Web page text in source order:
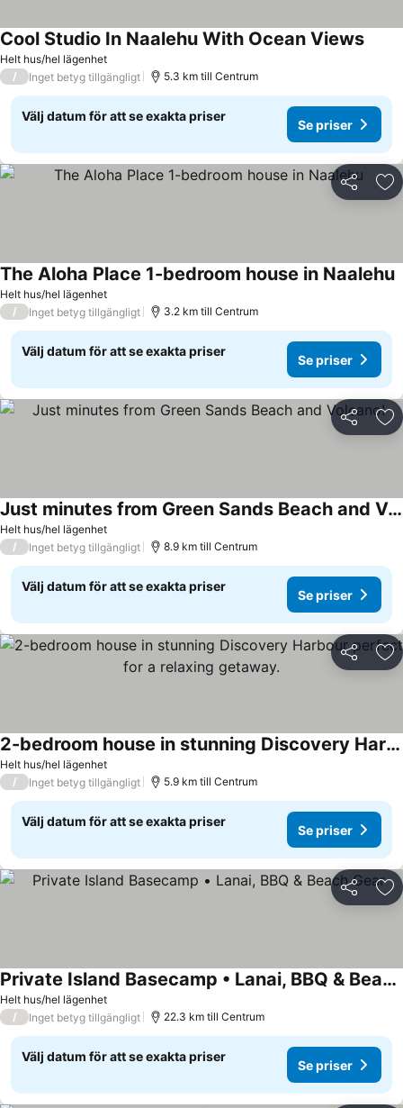
Helt hus/hel lägenhet
Cool Studio In Naalehu With Ocean Views
/ Inget betyg tillgängligt 5.3 km till Centrum
Välj datum för att se exakta priser
Se priser
Dela
Helt hus/hel lägenhet
The Aloha Place 1-bedroom house in Naalehu
/ Inget betyg tillgängligt 3.2 km till Centrum
Välj datum för att se exakta priser
Se priser
Dela
Helt hus/hel lägenhet
Just minutes from Green Sands Beach and Volcano!
/ Inget betyg tillgängligt 8.9 km till Centrum
Välj datum för att se exakta priser
Se priser
Dela
Helt hus/hel lägenhet
2-bedroom house in stunning Discovery Harbour perfect for a relaxing getaway.
/ Inget betyg tillgängligt 5.9 km till Centrum
Välj datum för att se exakta priser
Se priser
Dela
Helt hus/hel lägenhet
Private Island Basecamp • Lanai, BBQ & Beach Gear
/ Inget betyg tillgängligt 22.3 km till Centrum
Välj datum för att se exakta priser
Se priser